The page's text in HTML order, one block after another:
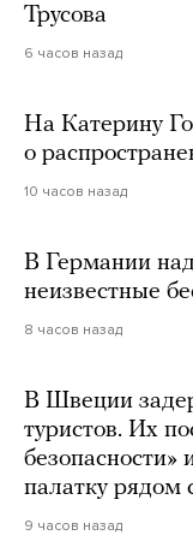
Трусова
6 часов назад
На Катерину
о
10 часов назад
В Германии
неизвестные
8 часов назад
В Швеции
туристов. Их
безопасности»
палатку рядом
9 часов назад